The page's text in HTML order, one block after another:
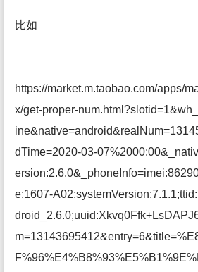
比如
https://market.m.taobao.com/apps/
x/get-proper-
dTime=2020-03-
e:1607-